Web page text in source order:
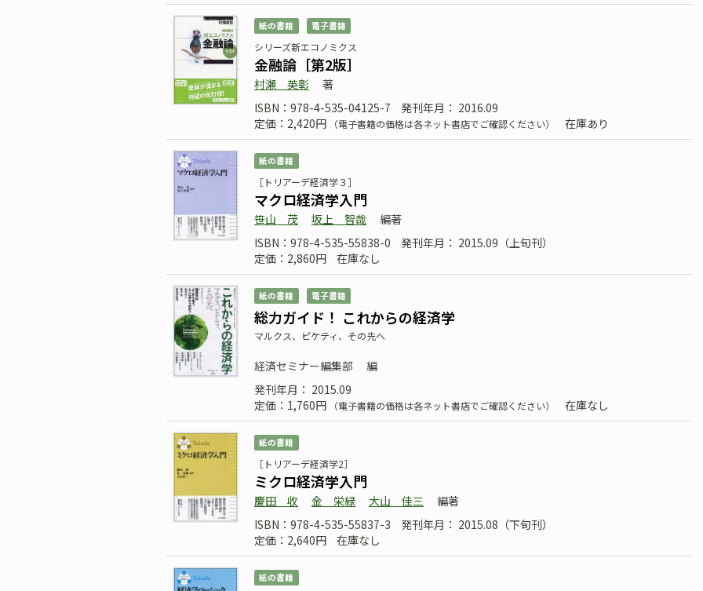
紙の書籍 電子書籍
シリーズ新エコノミクス
金融論［第2版］
村瀬 英彰
著
ISBN：978-4-535-04125-7
発刊年月： 2016.09
定価：2,420円
（電子書籍の価格は各ネット書店でご確認ください） 在庫あり
紙の書籍
［トリアーデ経済学３］
マクロ経済学入門
笹山 茂 坂上 智哉
編著
ISBN：978-4-535-55838-0
発刊年月： 2015.09（上旬刊）
定価：2,860円
在庫なし
紙の書籍 電子書籍
総力ガイド！ これからの経済学
マルクス、ピケティ、その先へ
経済セミナー編集部
編
発刊年月： 2015.09
定価：1,760円
（電子書籍の価格は各ネット書店でご確認ください） 在庫なし
紙の書籍
［トリアーデ経済学2］
ミクロ経済学入門
慶田 收 金 栄緑 大山 佳三
編著
ISBN：978-4-535-55837-3
発刊年月： 2015.08（下旬刊）
定価：2,640円
在庫なし
紙の書籍